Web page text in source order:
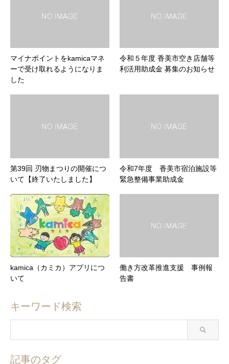
マイナポイントをkamicaマネ
ーで受け取れるようになりま
した
令和５年度 香美市空き店舗等
利活用助成金 募集のお知らせ
第39回 刃物まつりの開催につ
いて【終了いたしました】
令和7年度 香美市宿泊施設等
緊急整備事業助成金
kamica（カミカ）アプリにつ
いて
働き方改革推進支援 事例報
告書
キーワード検索
記事のタグ